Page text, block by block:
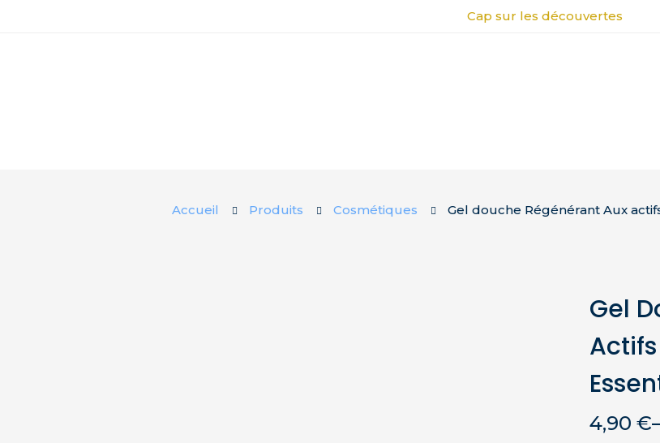
Cap sur les découvertes
Accueil Produits Cosmétiques Gel douche Régénérant Aux
Gel
4,90 €